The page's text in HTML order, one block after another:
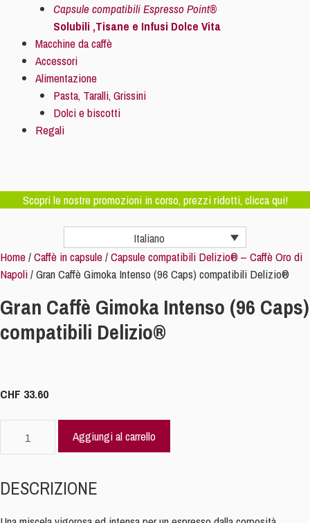
Capsule compatibili Espresso Point®
Solubili ,Tisane e Infusi Dolce Vita
Macchine da caffè
Accessori
Alimentazione
Pasta, Taralli, Grissini
Dolci e biscotti
Regali
Scopri le nostre promozioni in corso, prezzi ridotti, clicca qui!
Italiano
Home/Caffè in capsule/Capsule compatibili Delizio® – Caffè Oro di
Napoli/ Gran Caffè Gimoka Intenso (96 Caps) compatibili Delizio®
Gran Caffè Gimoka Intenso (96 Caps)
compatibili Delizio®
CHF 33.60
Intenso
(96
Caps)
Aggiungi al carrello
DESCRIZIONE